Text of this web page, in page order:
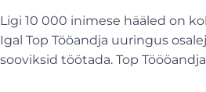
Ligi 10 000 inimese hääled on
Igal Top Tööandja uuringus
sooviksid töötada. Top